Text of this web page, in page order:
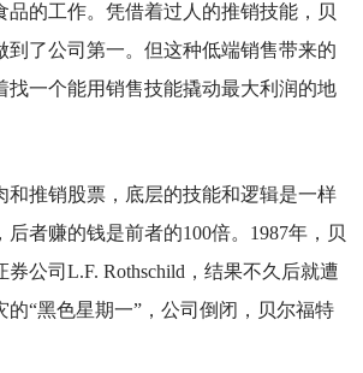
品的工作。凭借着过人的推销技能，贝
到了公司第一。但这种低端销售带来的
找一个能用销售技能撬动最大利润的地
和推销股票，底层的技能和逻辑是一样
者赚的钱是前者的100倍。1987年，贝
公司L.F. Rothschild，结果不久后就遭
的“黑色星期一”，公司倒闭，贝尔福特